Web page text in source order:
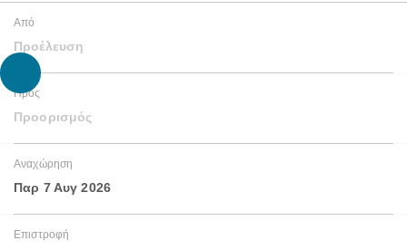
Από
Προέλευση
Προς
Προορισμός
Αναχώρηση
Παρ 7 Αυγ 2026
Επιστροφή